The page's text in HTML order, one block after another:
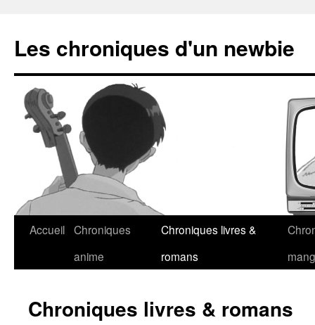
Les chroniques d'un newbie
Accueil Chroniques
anime
Chroniques livres &
romans
Chroniques livres & romans